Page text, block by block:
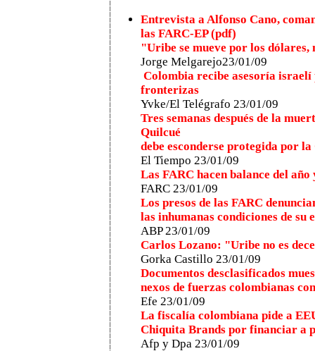
Entrevista a Alfonso Cano,
las FARC-EP (pdf)
"Uribe se mueve por los
Jorge Melgarejo23/01/09
Colombia recibe asesoría
fronterizas
Yvke/El Telégrafo 23/01/09
Tres semanas después de la
Quilcué
debe esconderse protegida por
El Tiempo 23/01/09
Las FARC hacen balance del
FARC 23/01/09
Los presos de las FARC
las inhumanas condiciones de su
ABP 23/01/09
Carlos Lozano: "Uribe no es
Gorka Castillo 23/01/09
Documentos desclasificados
nexos de fuerzas colombianas
Efe 23/01/09
La fiscalía colombiana pide a
Chiquita Brands por financiar a
Afp y Dpa 23/01/09